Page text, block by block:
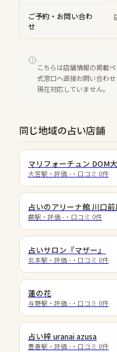
ご予約・お問い合わ
せ
こちらは店舗情報の掲載
式窓口へ直接お問い合わ
現在対応していません。
同じ地域の占い店舗
マリフォーチュン DOM
大宮駅 ・評価 - ・口コミ 0件
占いのアリーナ館 川口前
蕨駅 ・評価 - ・口コミ 0件
占いサロン『マザー』
北本駅 ・評価 - ・口コミ 0件
蓮の花
与野駅 ・評価 - ・口コミ 0件
占い梓 uranai azusa
豊春駅 ・評価 - ・口コミ 0件